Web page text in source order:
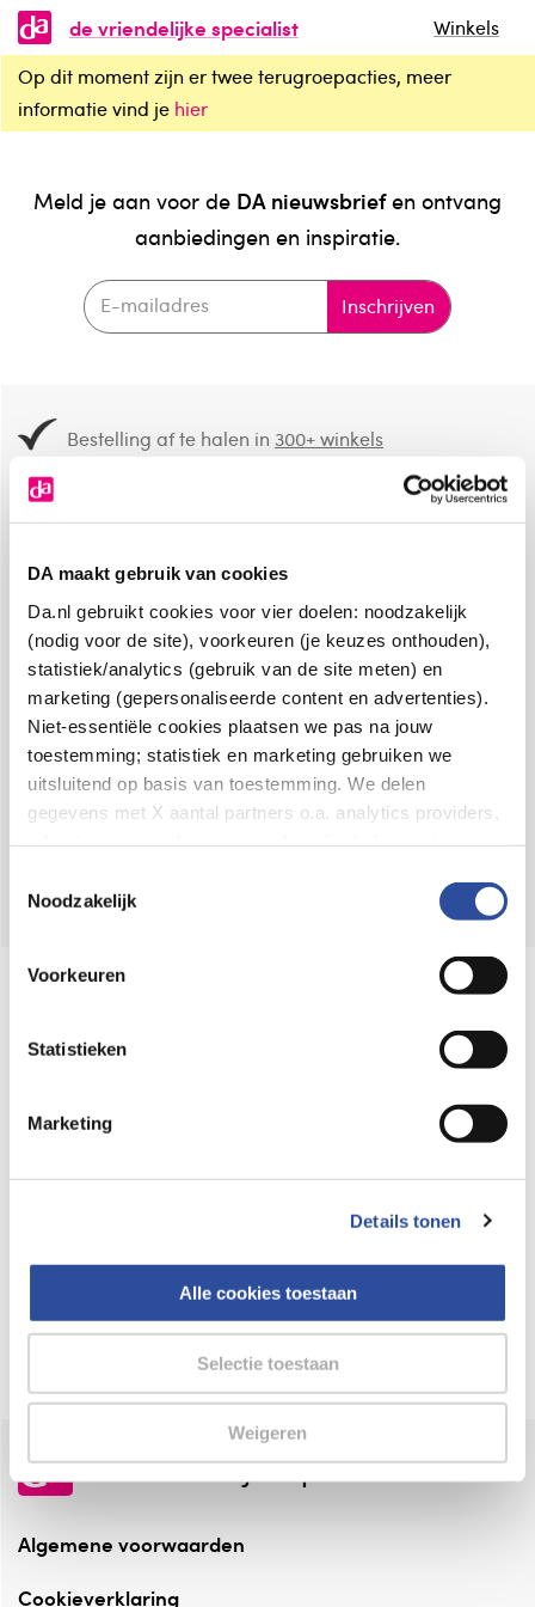
DA maakt gebruik van cookies
Da.nl gebruikt cookies voor vier doelen: noodzakelijk
(nodig voor de site), voorkeuren (je keuzes onthouden),
statistiek/analytics (gebruik van de site meten) en
marketing (gepersonaliseerde content en advertenties).
Niet-essentiële cookies plaatsen we pas na jouw
toestemming; statistiek en marketing gebruiken we
uitsluitend op basis van toestemming. We delen
gegevens met X aantal partners o.a. analytics providers,
en de bewaartermijnen per categorie. Je kunt je keuze op
gegevensverwerking staat in de
Privacyverklaring
Noodzakelijk
Voorkeuren
Statistieken
Marketing
Details tonen
Alle cookies toestaan
Selectie toestaan
Weigeren
de vriendelijke specialist
Winkels
Op dit moment zijn er twee terugroepacties, meer
informatie vind je hier
Meld je aan voor de DA nieuwsbriefen ontvang
aanbiedingen en inspiratie.
Inschrijven
Bestelling af te halen in300+ winkels
8.6 uit4.106 reviews
Over DA
Klantenservice
Assortiment
VolgDAop:
Online aanbieder medicijnen
webshop mag verkopen.
⁠Verantwoorde zorg, ⁠ook online.
Altijd onze folder bij de hand
Check onze folders ⁠bij AlleFolders.
de vriendelijke specialist
Algemene voorwaarden
Cookieverklaring